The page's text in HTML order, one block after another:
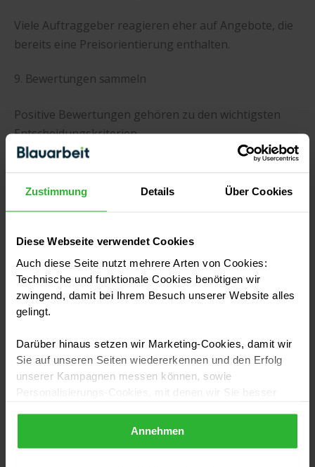
Zustimmung Details Über Cookies
Diese Webseite verwendet Cookies
Auch diese Seite nutzt mehrere Arten von Cookies:
Technische und funktionale Cookies benötigen wir
zwingend, damit bei Ihrem Besuch unserer Website alles
gelingt.
Darüber hinaus setzen wir Marketing-Cookies, damit wir
Sie auf unseren Seiten wiedererkennen und den Erfolg
unserer Kampagnen messen können, sowie
Personalisierungs-Cookies, mit denen wir Sie besser
Annehmen
Viele Auftraggeber reagieren eher auf Angebote, die
bereits eine Preisorientierung enthalten.
9. Bewertungen sammeln
Positive Bewertungen gehören zu den wichtigsten
Entscheidungskriterien.
Bitte zufriedene Kunden nach jedem abgeschlossenen
Auftrag um eine Bewertung. Über dein
Mit jeder positiven Bewertung steigt außerdem dein
Blauarbeit-Index, ein zusätzlicher Vertrauensfaktor
für zukünftige Auftraggeber.
Eine professionelle Website stärkt deine
Onlinepräsenz und schafft zusätzliches Vertrauen.